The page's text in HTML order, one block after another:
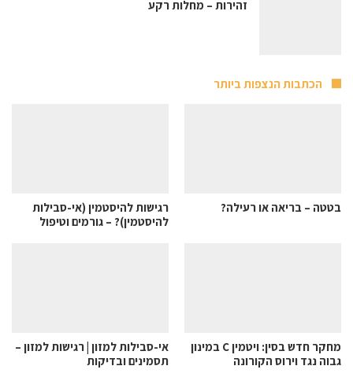
זהירות – מחלות רקע
הכתבות הנצפות ביותר
רגישות להיסטמין (אי-סבילות
להיסטמין)? – גורמים וטיפול
בטטה – בריאה או רעילה?
אי-סבילות למזון | רגישות למזון –
תסמינים ובדיקות
מחקר חדש בסין: ויטמין C במינון
גבוה נגד וירוס הקורונה